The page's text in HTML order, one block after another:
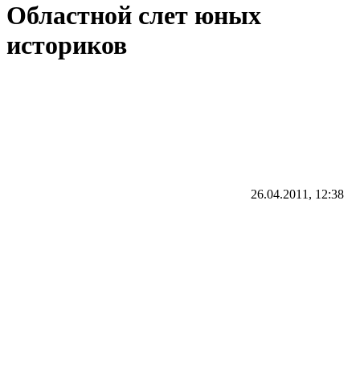
Областной слет юных
историков
26.04.2011, 12:38